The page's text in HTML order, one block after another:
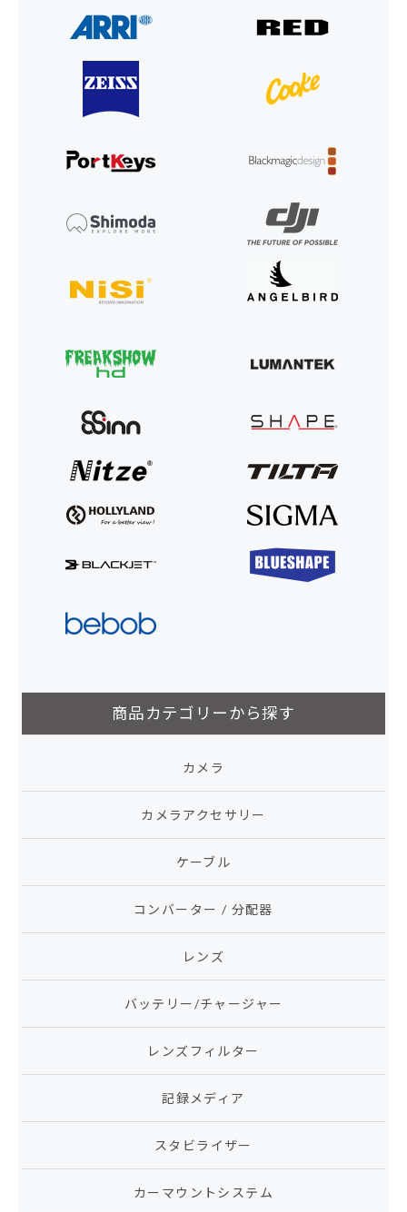
商品カテゴリーから探す
カメラ
カメラアクセサリー
ケーブル
コンバーター / 分配器
レンズ
バッテリー/チャージャー
レンズフィルター
記録メディア
スタビライザー
カーマウントシステム